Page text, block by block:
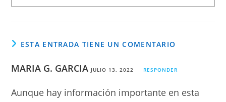
ESTA ENTRADA TIENE UN COMENTARIO
MARIA G. GARCIA JULIO 13, 2022 RESPONDER
Aunque hay información importante en esta